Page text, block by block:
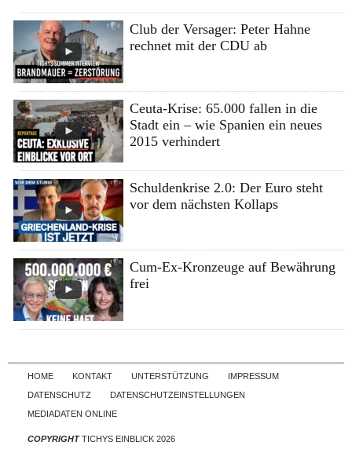
Club der Versager: Peter Hahne
rechnet mit der CDU ab
Ceuta-Krise: 65.000 fallen in die
Stadt ein – wie Spanien ein neues
2015 verhindert
Schuldenkrise 2.0: Der Euro steht
vor dem nächsten Kollaps
Cum-Ex-Kronzeuge auf Bewährung
frei
Skip to content
HOME KONTAKT UNTERSTÜTZUNG
IMPRESSUM
DATENSCHUTZ
DATENSCHUTZEINSTELLUNGEN
MEDIADATEN ONLINE
COPYRIGHTTICHYS EINBLICK 2026